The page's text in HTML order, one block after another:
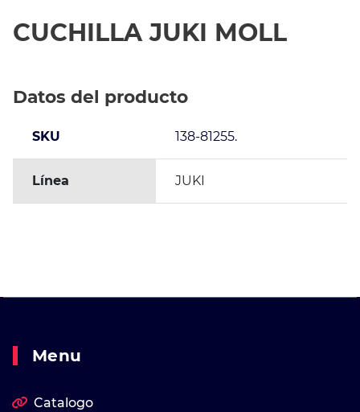
CUCHILLA JUKI MOLL
Datos del producto
SKU 138-81255.
Línea JUKI
Menu
Catalogo